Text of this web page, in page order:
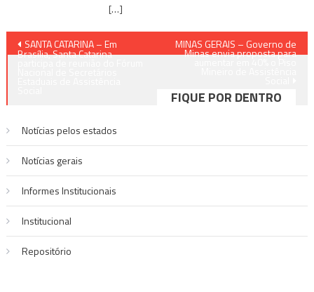
[…]
Navegação
Post
SANTA CATARINA – Em
Brasília, Santa Catarina
MINAS GERAIS – Governo de
Minas envia proposta para
FIQUE POR DENTRO
Notícias pelos estados
Notí­cias gerais
Informes Institucionais
Institucional
Repositório